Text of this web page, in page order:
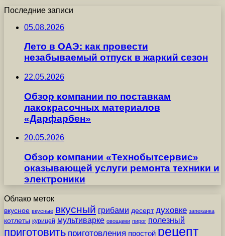
Последние записи
05.08.2026
Лето в ОАЭ: как провести
незабываемый отпуск в жаркий сезон
22.05.2026
Обзор компании по поставкам
лакокрасочных материалов
«Дарфарбен»
20.05.2026
Обзор компании «Технобытсервис»
оказывающей услуги ремонта техники и
электроники
Облако меток
вкусное вкусные вкусный грибами десерт духовке запеканка
котлеты курицей мультиварке овощами пирог полезный
приготовить приготовления простой рецепт